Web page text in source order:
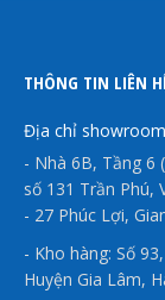
THÔNG TIN LIÊN
Địa chỉ
- Nhà 6B, Tầng 6
số 131 Trần Phú,
- 27 Phúc Lợi,
- Kho hàng: Số
Huyện Gia Lâm,